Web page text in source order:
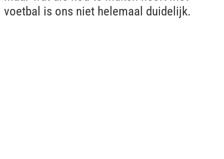
voetbal is ons niet helemaal duidelijk.